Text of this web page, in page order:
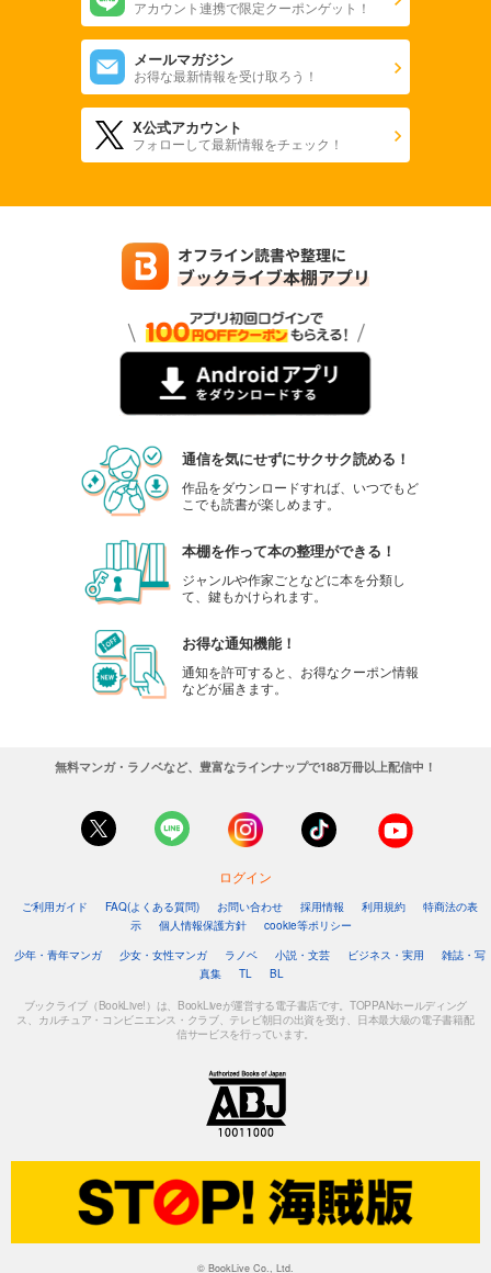
アカウント連携で限定クーポンゲット！
メールマガジン
お得な最新情報を受け取ろう！
X公式アカウント
フォローして最新情報をチェック！
通信を気にせずにサクサク読める！
作品をダウンロードすれば、いつでもど
こでも読書が楽しめます。
本棚を作って本の整理ができる！
ジャンルや作家ごとなどに本を分類し
て、鍵もかけられます。
お得な通知機能！
通知を許可すると、お得なクーポン情報
などが届きます。
無料マンガ・ラノベなど、豊富なラインナップで188万冊以上配信中！
ログイン
ご利用ガイド FAQ(よくある質問) お問い合わせ 採用情報 利用規約
特商法の表
示
個人情報保護方針
cookie等ポリシー
少年・青年マンガ
少女・女性マンガ ラノベ 小説・文芸 ビジネス・実用
雑誌・写
真集
TL BL
ブックライブ（BookLive!）は、BookLiveが運営する電子書店です。TOPPANホールディング
ス、カルチュア・コンビニエンス・クラブ、テレビ朝日の出資を受け、日本最大級の電子書籍配
信サービスを行っています。
© BookLive Co., Ltd.